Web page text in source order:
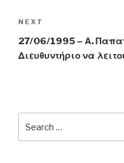
Next
Post
NEXT
27/06/1995 – Α.
Διευθυντήριο να
for: